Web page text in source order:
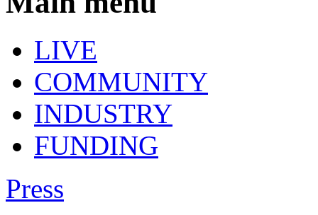
LIVE
COMMUNITY
INDUSTRY
FUNDING
Press